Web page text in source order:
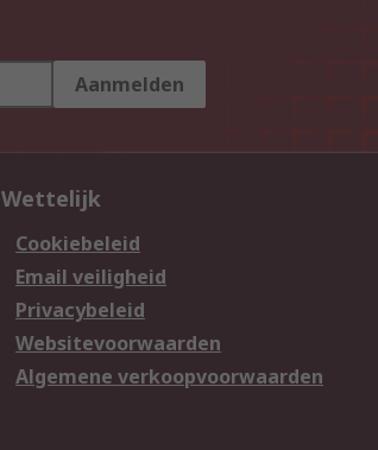
Aanmelden
Wettelijk
Cookiebeleid
Email veiligheid
Privacybeleid
Websitevoorwaarden
Algemene verkoopvoorwaarden